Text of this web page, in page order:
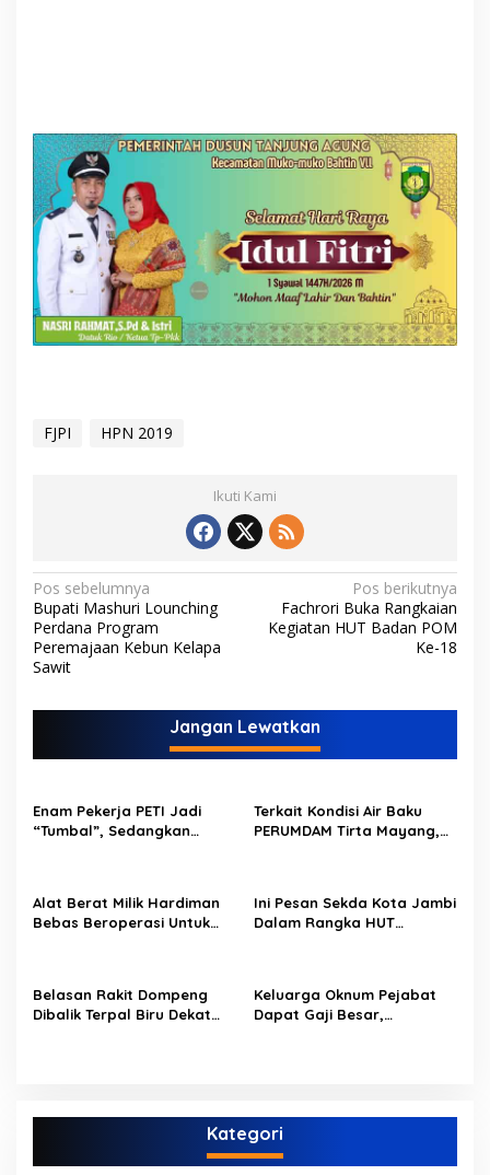
FJPI HPN 2019
Ikuti Kami
N
a
v
i
g
i
p
s
Pos sebelumnya
Bupati Mashuri Lounching
Perdana Program
Peremajaan Kebun Kelapa
Sawit
Pos berikutnya
Fachrori Buka Rangkaian
Kegiatan HUT Badan POM
Ke-18
Jangan Lewatkan
Enam Pekerja PETI Jadi
“Tumbal”, Sedangkan
Terkait Kondisi Air Baku
PERUMDAM Tirta Mayang,
Alat Berat Milik Hardiman
Bebas Beroperasi Untuk
Ini Pesan Sekda Kota Jambi
Dalam Rangka HUT
Belasan Rakit Dompeng
Dibalik Terpal Biru Dekat
Keluarga Oknum Pejabat
Dapat Gaji Besar,
Kategori